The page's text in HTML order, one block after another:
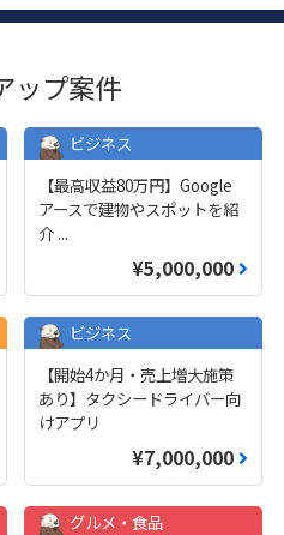
ップ案件
ビジネス
【最高収益80万円】Google
アースで建物やスポットを紹
介 ...
¥5,000,000
ビジネス
【開始4か月・売上増大施策
あり】タクシードライバー向
けアプリ
¥7,000,000
グルメ・食品